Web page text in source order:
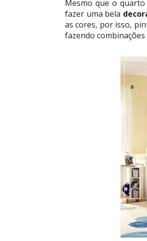
Mesmo que o
fazer uma bela
as cores, por isso,
fazendo